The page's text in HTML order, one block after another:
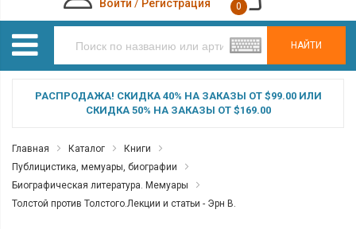
НАЙТИ
Войти / Регистрация 0
РАСПРОДАЖА! СКИДКА 40% НА ЗАКАЗЫ ОТ $99.00 ИЛИ
СКИДКА 50% НА ЗАКАЗЫ ОТ $169.00
Главная Каталог
Книги
Публицистика, мемуары, биографии
Биографическая литература. Мемуары
Толстой против Толстого.Лекции и статьи - Эрн В.